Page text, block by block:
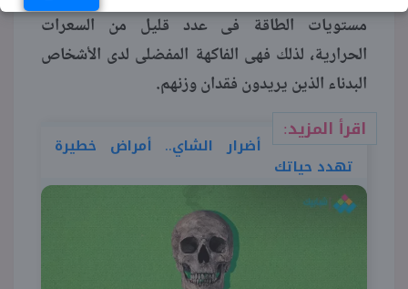
مستويات الطاقة فى عدد قليل من السعرات
الحرارية، لذلك فهى الفاكهة المفضلى لدى الأشخاص
البدناء الذين يريدون فقدان وزنهم.
اقرأ المزيد:
أضرار الشاي.. أمراض خطيرة
تهدد حياتك